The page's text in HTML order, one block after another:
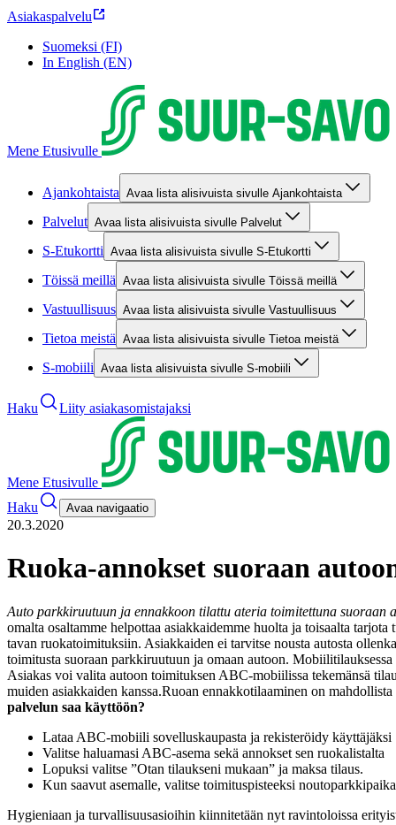
Asiakaspalvelu
Suomeksi (FI)
In English (EN)
Mene Etusivulle
Ajankohtaista Avaa lista alisivuista sivulle Ajankohtaista
Palvelut Avaa lista alisivuista sivulle Palvelut
S-Etukortti Avaa lista alisivuista sivulle S-Etukortti
Töissä meillä Avaa lista alisivuista sivulle Töissä meillä
Vastuullisuus Avaa lista alisivuista sivulle Vastuullisuus
Tietoa meistä Avaa lista alisivuista sivulle Tietoa meistä
S-mobiili Avaa lista alisivuista sivulle S-mobiili
Haku Liity asiakasomistajaksi
Mene Etusivulle
Haku
Avaa navigaatio
20.3.2020
Ruoka-annokset suoraan
Auto parkkiruutuun ja ennakkoon tilattu ateria toimitettuna suoraan
omalta osaltamme helpottaa asiakkaidemme huolta ja toisaalta
tavan ruokatoimituksiin. Asiakkaiden ei tarvitse nousta autosta
toimitusta suoraan parkkiruutuun ja omaan autoon.
Asiakas voi valita autoon toimituksen ABC-mobiilissa tekemänsä
muiden asiakkaiden kanssa.Ruoan ennakkotilaaminen on
palvelun saa käyttöön?
Lataa ABC-mobiili sovelluskaupasta ja rekisteröidy käyttäjäksi
Valitse haluamasi ABC-asema sekä annokset sen ruokalistalta
Lopuksi valitse ”Otan tilaukseni mukaan” ja maksa tilaus.
Kun saavut asemalle, valitse toimituspisteeksi
Hygieniaan ja turvallisuusasioihin kiinnitetään nyt ravintoloissa